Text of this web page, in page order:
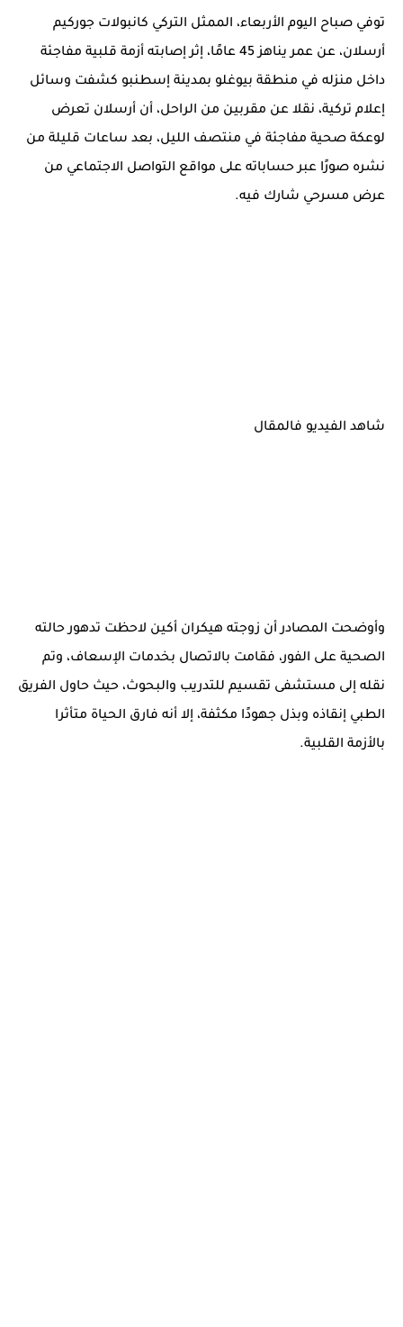
توفي صباح اليوم الأربعاء، الممثل التركي كانبولات جوركيم
أرسلان، عن عمر يناهز 45 عامًا، إثر إصابته أزمة قلبية مفاجئة
داخل منزله في منطقة بيوغلو بمدينة إسطنبو كشفت وسائل
إعلام تركية، نقلا عن مقربين من الراحل، أن أرسلان تعرض
لوعكة صحية مفاجئة في منتصف الليل، بعد ساعات قليلة من
نشره صورًا عبر حساباته على مواقع التواصل الاجتماعي من
عرض مسرحي شارك فيه.
شاهد الفيديو فالمقال
وأوضحت المصادر أن زوجته هيكران أكين لاحظت تدهور حالته
الصحية على الفور، فقامت بالاتصال بخدمات الإسعاف، وتم
نقله إلى مستشفى تقسيم للتدريب والبحوث، حيث حاول الفريق
الطبي إنقاذه وبذل جهودًا مكثفة، إلا أنه فارق الحياة متأثرا
بالأزمة القلبية.